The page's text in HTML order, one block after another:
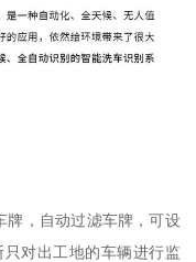
牌，自动过滤车牌，可设
对出工地的车辆进行监